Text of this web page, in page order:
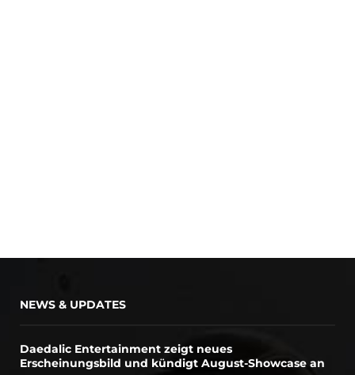
NEWS & UPDATES
Daedalic Entertainment zeigt neues
Erscheinungsbild und kündigt August-Showcase an